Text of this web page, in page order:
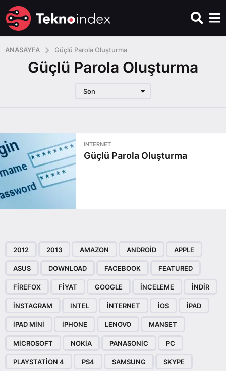
ANASAYFA Güçlü Parola Oluşturma
Güçlü Parola Oluşturma
Son
INTERNET
Güçlü Parola Oluşturma
2012 2013 AMAZON ANDROID APPLE
ASUS DOWNLOAD FACEBOOK FEATURED
FIREFOX FIYAT GOOGLE INCELEME INDIR
INSTAGRAM INTEL INTERNET IOS IPAD
IPAD MINI IPHONE LENOVO MANSET
MICROSOFT NOKIA PANASONIC PC
PLAYSTATION 4 PS4 SAMSUNG SKYPE